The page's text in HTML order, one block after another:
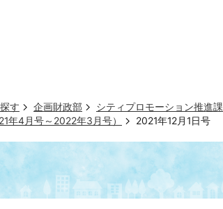
す 企画財政部 シティプロモーション推進課
年4月号～2022年3月号）
2021年12月1日号